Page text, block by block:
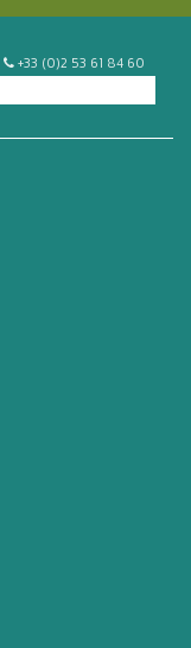
+33 (0)2 53 61 84 60